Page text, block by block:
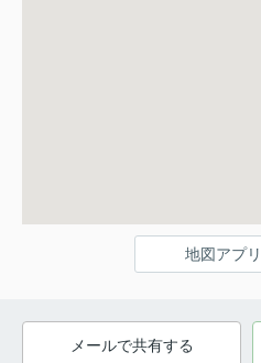
地図アプ
メールで共有する